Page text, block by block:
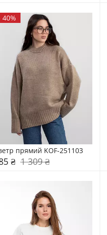
40%
прямий KOF-251103
₴ 1 309 ₴